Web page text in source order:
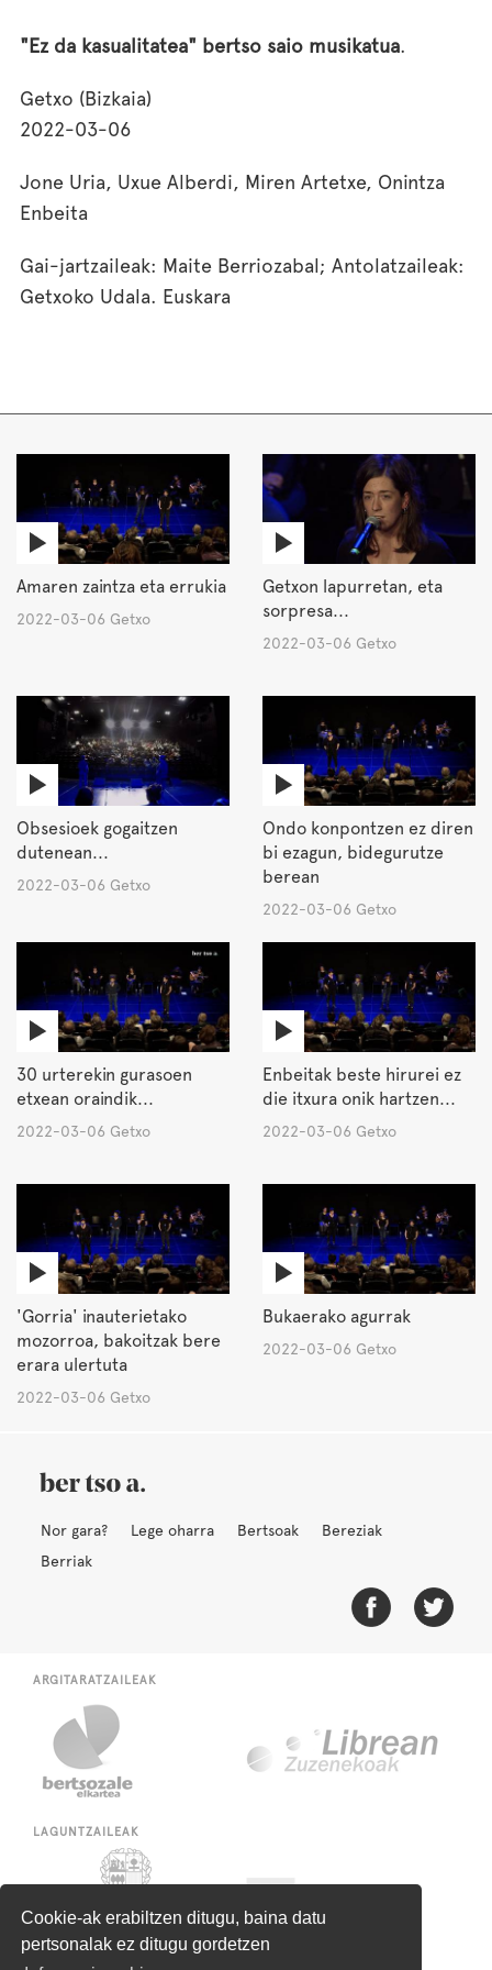
Cookie-ak erabiltzen ditugu, baina datu
pertsonalak ez ditugu gordetzen
"Ez da kasualitatea" bertso saio musikatua.
Getxo (Bizkaia)
2022-03-06
Jone Uria, Uxue Alberdi, Miren Artetxe, Onintza
Enbeita
Gai-jartzaileak: Maite Berriozabal; Antolatzaileak:
Getxoko Udala. Euskara
Amaren zaintza eta errukia
2022-03-06 Getxo
Getxon lapurretan, eta
sorpresa...
2022-03-06 Getxo
Obsesioek gogaitzen
dutenean...
2022-03-06 Getxo
Ondo konpontzen ez diren
bi ezagun, bidegurutze
berean
2022-03-06 Getxo
30 urterekin gurasoen
etxean oraindik...
2022-03-06 Getxo
Enbeitak beste hirurei ez
die itxura onik hartzen...
2022-03-06 Getxo
'Gorria' inauterietako
mozorroa, bakoitzak bere
erara ulertuta
2022-03-06 Getxo
Bukaerako agurrak
2022-03-06 Getxo
Nor gara? Lege oharra Bertsoak
Bereziak
Berriak
ARGITARATZAILEAK
LAGUNTZAILEAK